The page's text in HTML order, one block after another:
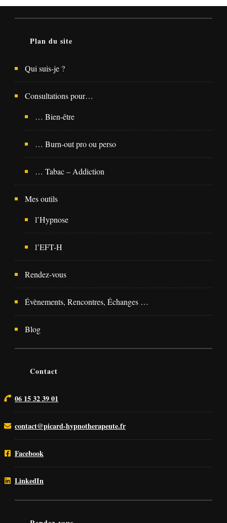
Plan du site
Qui suis-je ?
Consultations pour…
… Bien-être
… Burn-out pro ou perso
… Tabac – Addiction
Mes outils
l’Hypnose
l’EFT-H
Rendez-vous
Évènements, Rencontres, Échanges …
Blog
Contact
06 15 32 39 01
contact@picard-hypnotherapeute.fr
Facebook
LinkedIn